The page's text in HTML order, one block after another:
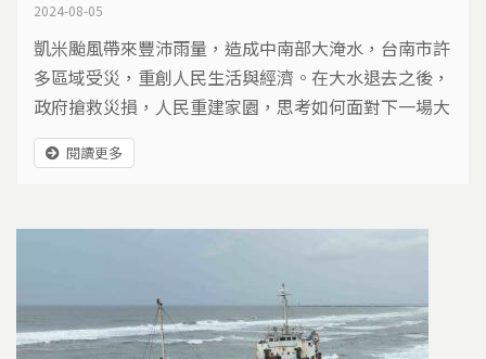
2024-08-05
凱米颱風帶來豐沛雨量，造成中南部大淹水，台南市許
多區域受災，重創人民生活與經濟。在大水退去之後，
政府搶救災損，人民重建家園，思考如何面對下一場大
水的到來。
閱讀更多